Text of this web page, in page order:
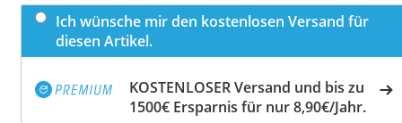
Ich wünsche mir den kostenlosen Versand für
diesen Artikel.
KOSTENLOSER Versand und bis zu
1500€ Ersparnis für nur 8,90€/Jahr.